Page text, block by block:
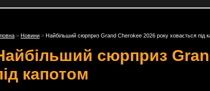
» Новини » Найбільший сюрприз Grand Cherokee 2026 року ховається під
сюрприз
капотом